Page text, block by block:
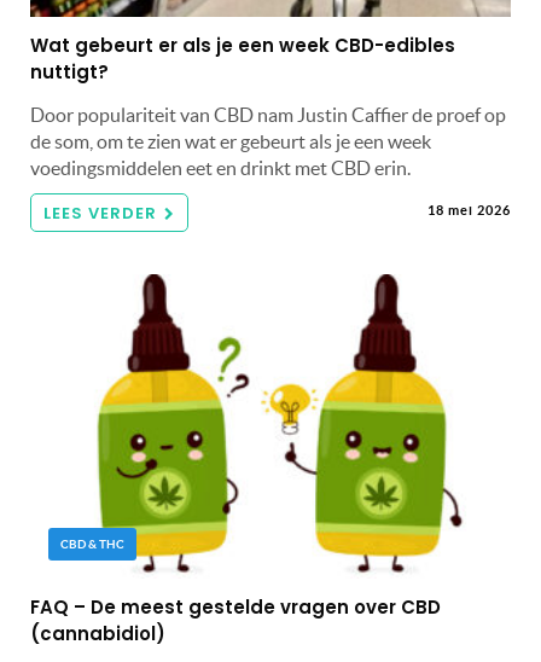
Wat gebeurt er als je een week CBD-edibles
nuttigt?
Door populariteit van CBD nam Justin Caffier de proef op
de som, om te zien wat er gebeurt als je een week
voedingsmiddelen eet en drinkt met CBD erin.
LEES VERDER 18 mei 2026
CBD & THC
FAQ – De meest gestelde vragen over CBD
(cannabidiol)